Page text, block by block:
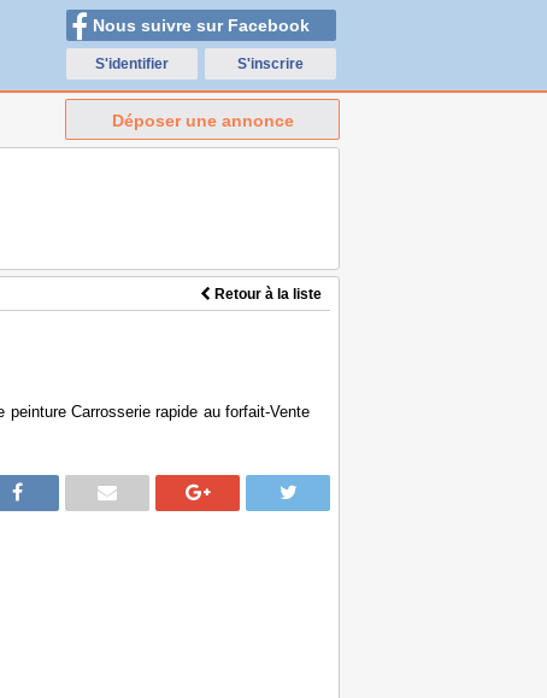
Nous suivre sur Facebook
S'identifier S'inscrire
Déposer une annonce
Retour à la liste
Carrosserie rapide au forfait-Vente